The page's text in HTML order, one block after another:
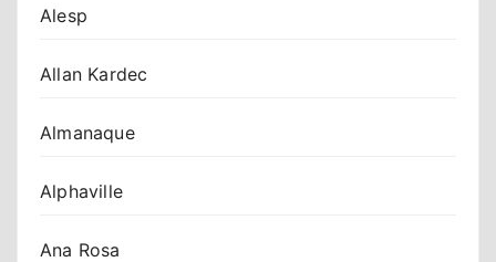
Alesp
Allan Kardec
Almanaque
Alphaville
Ana Rosa